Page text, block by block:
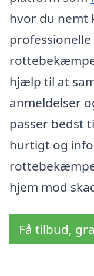
hvor du nemt
hjælp til at
anmeldelser
passer bedst
hurtigt og
hjem mod
Få tilbud,